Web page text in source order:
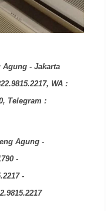
Agung - Jakarta
WA :
Telegram :
Agung -
-
-